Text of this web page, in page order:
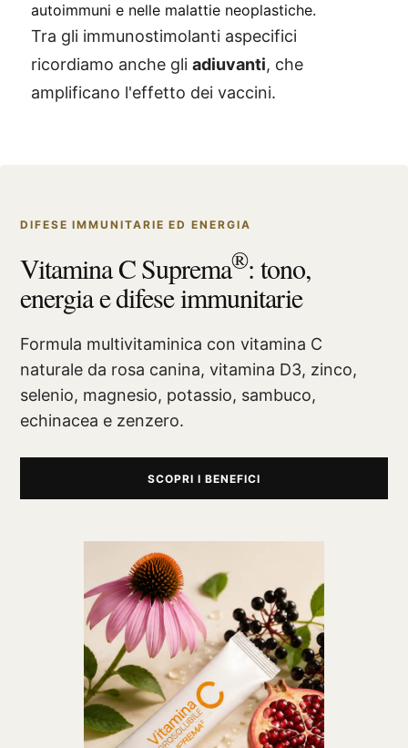
autoimmuni e nelle malattie neoplastiche.
Tra gli immunostimolanti aspecifici
ricordiamo anche gli adiuvanti, che
amplificano l'effetto dei vaccini.
DIFESE IMMUNITARIE ED ENERGIA
Vitamina C Suprema®: tono,
energia e difese immunitarie
Formula multivitaminica con vitamina C
naturale da rosa canina, vitamina D3, zinco,
selenio, magnesio, potassio, sambuco,
echinacea e zenzero.
SCOPRI I BENEFICI